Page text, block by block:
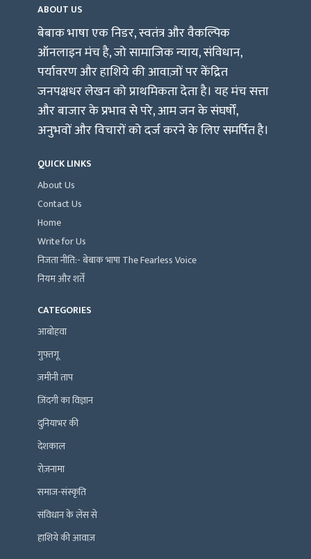
ABOUT US
बेबाक भाषा एक निडर, स्वतंत्र और वैकल्पिक
ऑनलाइन मंच है, जो सामाजिक न्याय, संविधान,
पर्यावरण और हाशिये की आवाज़ों पर केंद्रित
जनपक्षधर लेखन को प्राथमिकता देता है। यह मंच सत्ता
और बाजार के प्रभाव से परे, आम जन के संघर्षों,
अनुभवों और विचारों को दर्ज करने के लिए समर्पित है।
QUICK LINKS
About Us
Contact Us
Home
Write for Us
निजता नीति:- बेबाक भाषा The Fearless Voice
नियम और शर्तें
CATEGORIES
आबोहवा
गुफ़्तगू
ज़मीनी ताप
ज़िंदगी का विज्ञान
दुनियाभर की
देशकाल
रोज़नामा
समाज-संस्कृति
संविधान के लेंस से
हाशिये की आवाज़